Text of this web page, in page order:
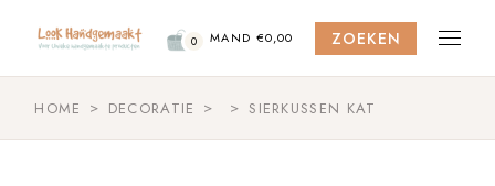
content
0 MAND €0,00 ZOEKEN
HOME DECORATIE SIERKUSSEN KAT